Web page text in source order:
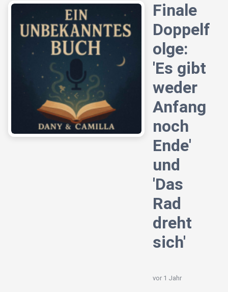
Finale
Doppelf
olge:
'Es gibt
weder
Anfang
noch
Ende'
und
'Das
Rad
dreht
sich'
vor 1 Jahr